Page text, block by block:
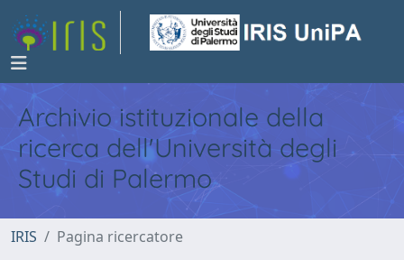
Archivio istituzionale della
ricerca dell'Università degli
Studi di Palermo
IRIS Pagina ricercatore